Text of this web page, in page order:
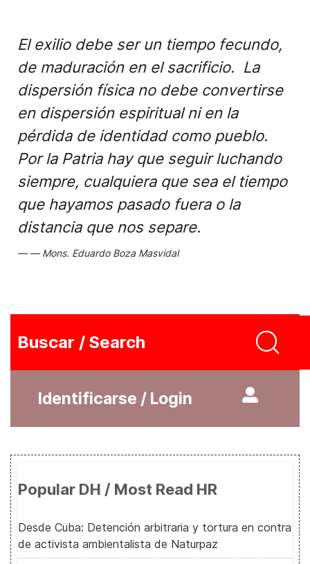
El exilio debe ser un tiempo fecundo,
de maduración en el sacrificio. La
dispersión física no debe convertirse
en dispersión espiritual ni en la
pérdida de identidad como pueblo.
Por la Patria hay que seguir luchando
siempre, cualquiera que sea el tiempo
que hayamos pasado fuera o la
distancia que nos separe.
Mons. Eduardo Boza Masvidal
Buscar / Search
Identificarse / Login
Popular DH / Most Read HR
Desde Cuba: Detención arbitraria y tortura en contra
de activista ambientalista de Naturpaz